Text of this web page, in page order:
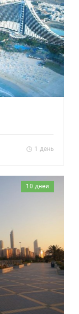
1 день
10 дней